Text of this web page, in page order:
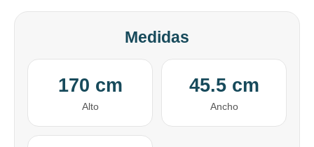
Medidas
170 cm
Alto
45.5 cm
Ancho